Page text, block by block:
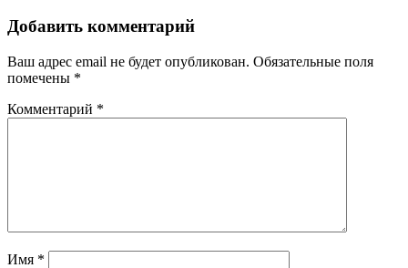
Добавить комментарий
Ваш адрес email не будет опубликован. Обязательные поля
помечены *
Комментарий *
Имя *